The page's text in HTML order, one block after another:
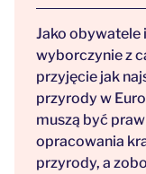
Jako
wyborczynie z
przyjęcie jak
przyrody w
muszą być
opracowania
przyrody, a